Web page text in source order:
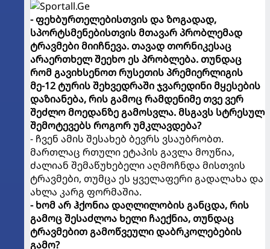
- ფეხბურთელებისთვის და ზოგადად,
სპორტსმენებისთვის მთავარ პრობლემად
ტრავმები მიიჩნევა. თავად თორნიკესაც
არაერთხელ შეეხო ეს პრობლება. თუნდაც
რომ გავიხსენოთ რუსეთის პრემიერლიგის
მე-12 ტურის შეხვედრაში ჯვარედინი მყესების
დაზიანება, რის გამოც რამდენიმე თვე ვერ
შეძლო მოედანზე გამოსვლა. მსგავს სტრესულ
შემოტევებს როგორ უმკლავდება?
- ჩვენ ამის შესახებ ბევრს ვსაუბრობთ.
მართლაც რთული ეტაპის გავლა მოუწია,
ძალიან შემაწუხებელი აღმოჩნდა მისთვის
ტრავმები, თუმცა ეს ყველაფერი გადალახა და
ახლა კარგ ფორმაშია.
- ხომ არ ჰქონია დაღლილობის განცდა, რის
გამოც შესაძლოა ხელი ჩაექნია, თუნდაც
ტრავმებით გამოწვეული დაბრკოლებების
გამო?